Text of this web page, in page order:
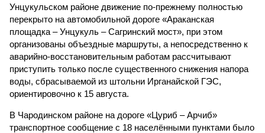
Унцукульском районе движение по-прежнему полностью
перекрыто на автомобильной дороге «Араканская
площадка – Унцукуль – Сагринский мост», при этом
организованы объездные маршруты, а непосредственно к
аварийно-восстановительным работам рассчитывают
приступить только после существенного снижения напора
воды, сбрасываемой из штольни Ирганайской ГЭС,
ориентировочно к 15 августа.
В Чародинском районе на дороге «Цуриб – Арчиб»
транспортное сообщение с 18 населёнными пунктами было